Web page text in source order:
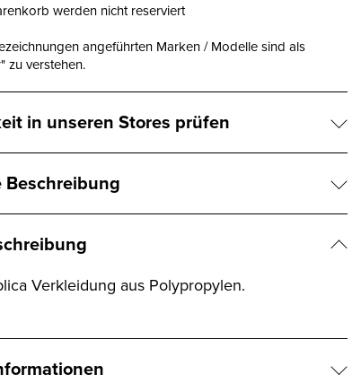
werden nicht reserviert
angeführten Marken / Modelle sind als
zu verstehen.
in unseren Stores prüfen
Beschreibung
Verkleidung aus Polypropylen.